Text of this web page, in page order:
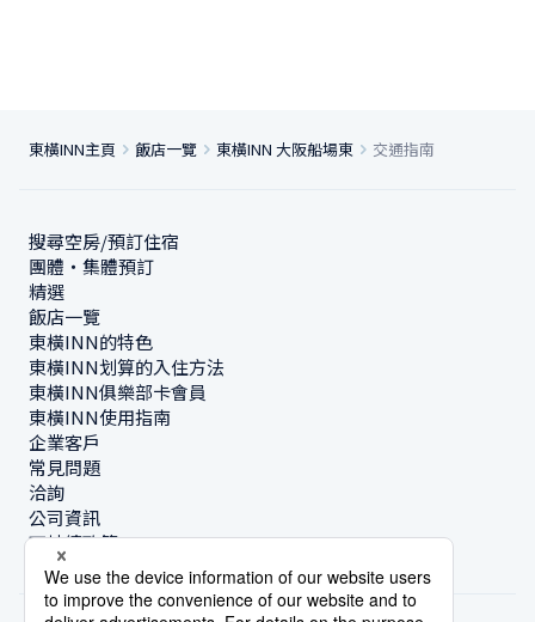
東橫INN主頁 飯店一覽 東橫INN 大阪船場東 交通指南
搜尋空房/預訂住宿
團體・集體預訂
精選
飯店一覽
東橫INN的特色
東橫INN划算的入住方法
東橫INN俱樂部卡會員
東橫INN使用指南
企業客戶
常見問題
洽詢
公司資訊
可持續政策